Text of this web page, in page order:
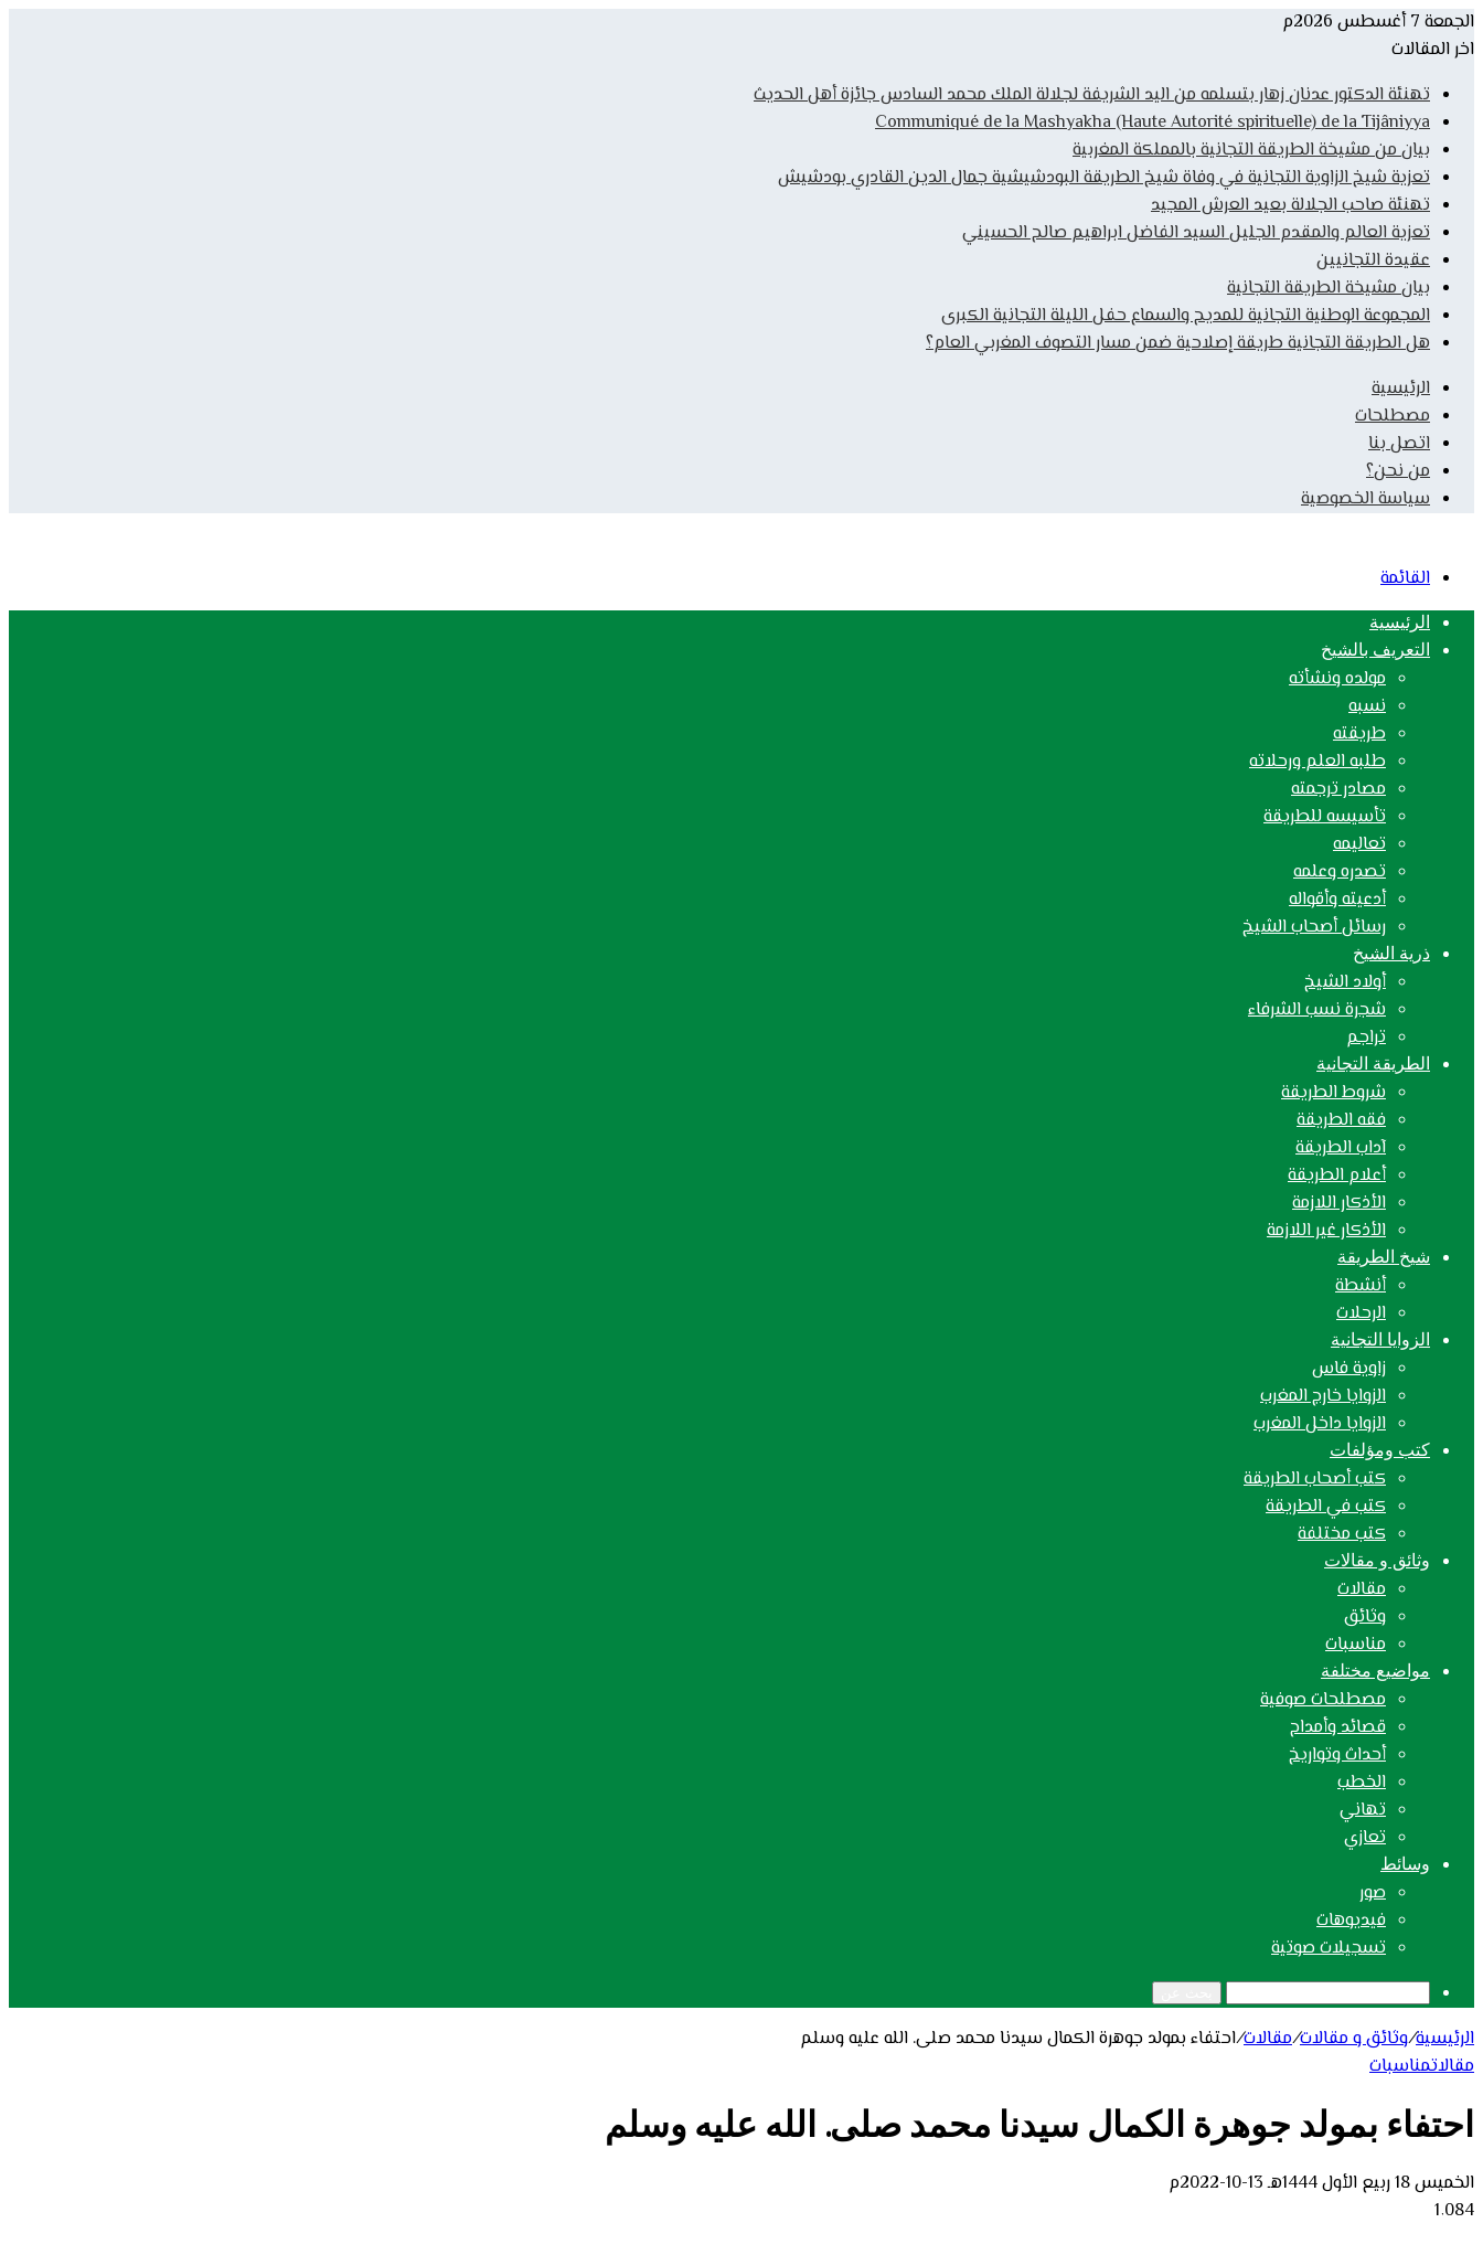
الجمعة 7 أغسطس 2026م
اخر المقالات
تهنئة الدكتور عدنان زهار بتسلمه من اليد الشريفة لجلالة الملك محمد السادس جائزة أهل الحديث
Communiqué de la Mashyakha (Haute Autorité spirituelle) de la Tijâniyya
بيان من مشيخة الطريقة التجانية بالمملكة المغربية
تعزية شيخ الزاوية التجانية في وفاة شيخ الطريقة البودشيشية جمال الدين القادري بودشيش
تهنئة صاحب الجلالة بعيد العرش المجيد
تعزية العالم والمقدم الجليل السيد الفاضل ابراهيم صالح الحسيني
عقيدة التجانيين
بيان مشيخة الطريقة التجانية
المجموعة الوطنية التجانية للمديح والسماع حفل الليلة التجانية الكبرى
هل الطريقة التجانية طريقة إصلاحية ضمن مسار التصوف المغربي العام؟
الرئيسية
مصطلحات
اتصل بنا
من نحن؟
سياسة الخصوصية
القائمة
الرئيسية
التعريف بالشيخ
مولده ونشأته
نسبه
طريقته
طلبه العلم ورحلاته
مصادر ترجمته
تأسيسه للطريقة
تعاليمه
تصدره وعلمه
أدعيته وأقواله
رسائل أصحاب الشيخ
ذرية الشيخ
أولاد الشيخ
شجرة نسب الشرفاء
تراجم
الطريقة التجانية
شروط الطريقة
فقه الطريقة
آداب الطريقة
أعلام الطريقة
الأذكار اللازمة
الأذكار غير اللازمة
شيخ الطريقة
أنشطة
الرحلات
الزوايا التجانية
زاوية فاس
الزوايا خارج المغرب
الزوايا داخل المغرب
كتب ومؤلفات
كتب أصحاب الطريقة
كتب في الطريقة
كتب مختلفة
وثائق و مقالات
مقالات
وثائق
مناسبات
مواضيع مختلفة
مصطلحات صوفية
قصائد وأمداح
أحداث وتواريخ
الخطب
تهاني
تعازي
وسائط
صور
فيديوهات
تسجيلات صوتية
الرئيسية/وثائق و مقالات/مقالات/احتفاء بمولد جوهرة الكمال سيدنا محمد صلى. الله عليه وسلم
مقالاتمناسبات
احتفاء بمولد جوهرة الكمال سيدنا محمد صلى. الله عليه وسلم
الخميس 18 ربيع الأول 1444هـ 13-10-2022م
1٬084